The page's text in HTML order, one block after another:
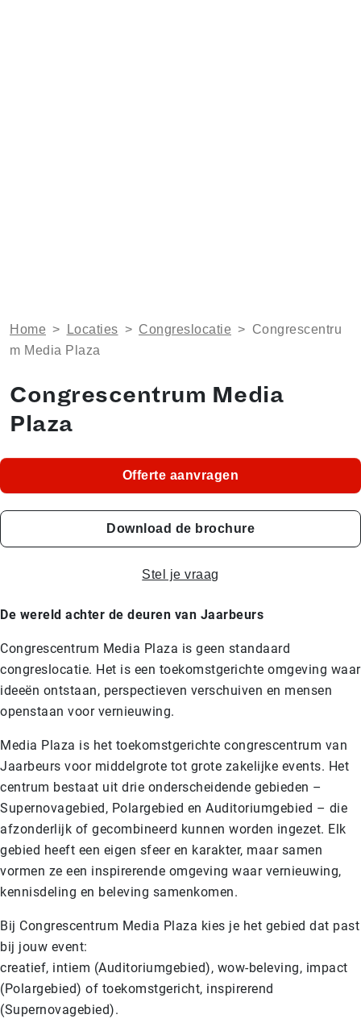
Home > Locaties > Congreslocatie > Congrescentru
m Media Plaza
Congrescentrum Media
Plaza
De wereld achter de deuren van Jaarbeurs
Congrescentrum Media Plaza is geen standaard
congreslocatie. Het is een toekomstgerichte omgeving waar
ideeën ontstaan, perspectieven verschuiven en mensen
openstaan voor vernieuwing.
Media Plaza is het toekomstgerichte congrescentrum van
Jaarbeurs voor middelgrote tot grote zakelijke events. Het
centrum bestaat uit drie onderscheidende gebieden –
Supernovagebied, Polargebied en Auditoriumgebied – die
afzonderlijk of gecombineerd kunnen worden ingezet. Elk
gebied heeft een eigen sfeer en karakter, maar samen
vormen ze een inspirerende omgeving waar vernieuwing,
kennisdeling en beleving samenkomen.
Bij Congrescentrum Media Plaza kies je het gebied dat past
bij jouw event:
creatief, intiem (Auditoriumgebied), wow-beleving, impact
(Polargebied) of toekomstgericht, inspirerend
(Supernovagebied).
Offerte aanvragen
Download de brochure
Stel je vraag